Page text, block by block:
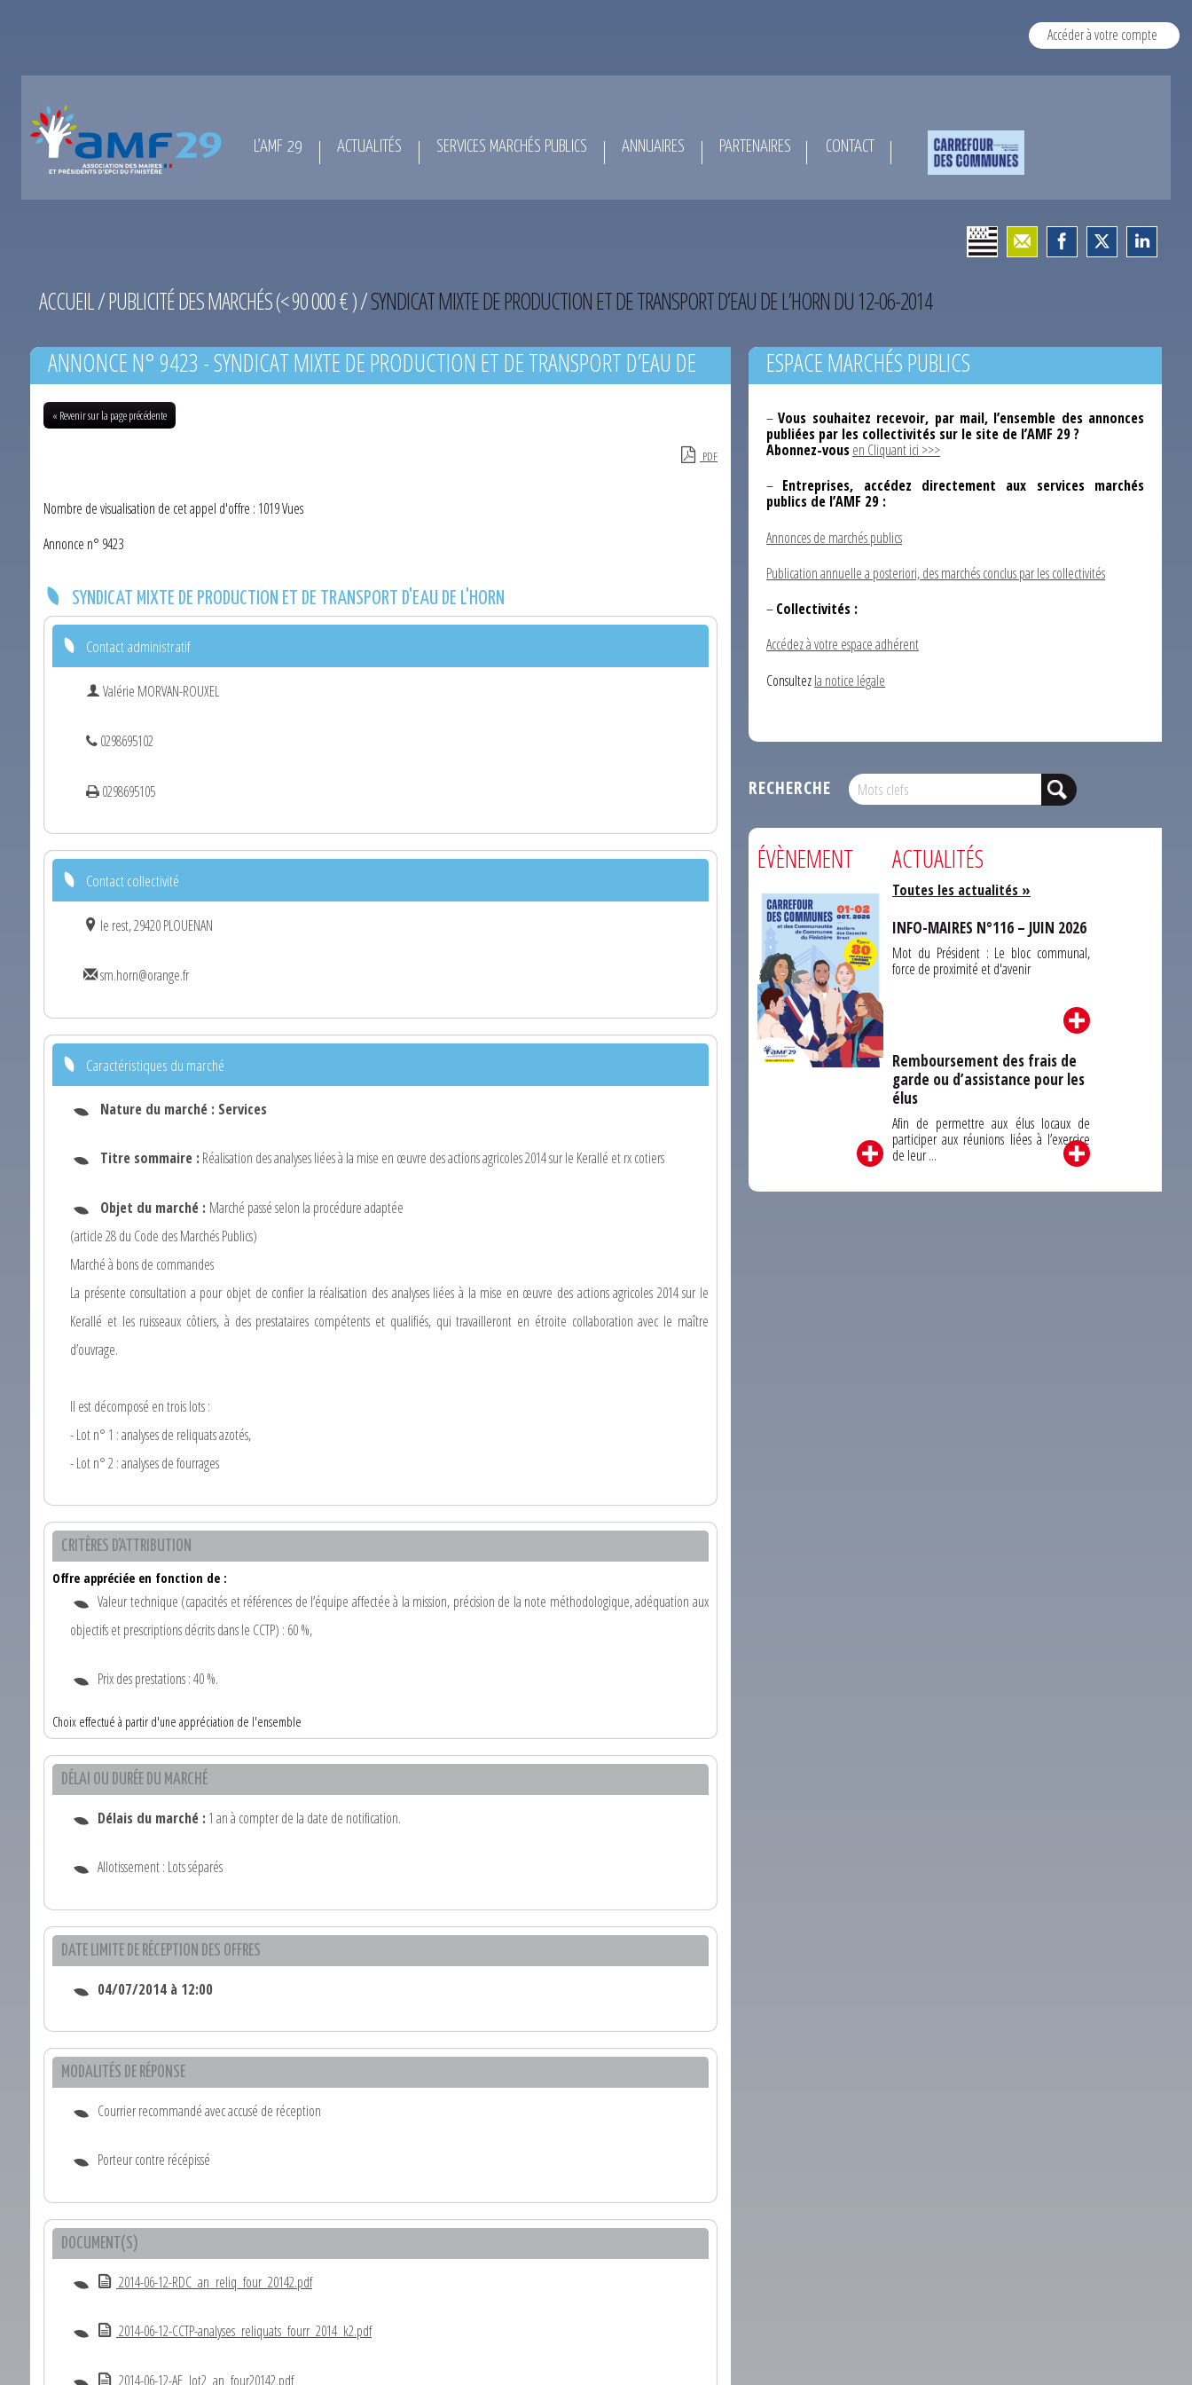
Accéder à votre compte
L’AMF 29 ACTUALITÉS SERVICES MARCHÉS PUBLICS ANNUAIRES PARTENAIRES CONTACT
ACCUEIL/PUBLICITÉ DES MARCHÉS (< 90 000 € )/SYNDICAT MIXTE DE PRODUCTION ET DE TRANSPORT D’EAU DE L’HORN DU 12-06-2014
ANNONCE N° 9423 - SYNDICAT MIXTE DE PRODUCTION ET DE TRANSPORT D’EAU DE
L’HORN DU 12-06-2014
« Revenir sur la page précédente
PDF
Nombre de visualisation de cet appel d'offre : 1019 Vues
Annonce n° 9423
SYNDICAT MIXTE DE PRODUCTION ET DE TRANSPORT D'EAU DE L'HORN
Contact administratif
Valérie MORVAN-ROUXEL
0298695102
0298695105
Contact collectivité
le rest, 29420 PLOUENAN
sm.horn@orange.fr
Caractéristiques du marché
Nature du marché : Services
Titre sommaire : Réalisation des analyses liées à la mise en œuvre des actions agricoles 2014 sur le Kerallé et rx cotiers
Objet du marché : Marché passé selon la procédure adaptée
(article 28 du Code des Marchés Publics)
Marché à bons de commandes
La présente consultation a pour objet de confier la réalisation des analyses liées à la mise en œuvre des actions agricoles 2014 sur le
Kerallé et les ruisseaux côtiers, à des prestataires compétents et qualifiés, qui travailleront en étroite collaboration avec le maître
d’ouvrage.
Il est décomposé en trois lots :
- Lot n° 1 : analyses de reliquats azotés,
- Lot n° 2 : analyses de fourrages
CRITÈRES D'ATTRIBUTION
Offre appréciée en fonction de :
Valeur technique (capacités et références de l’équipe affectée à la mission, précision de la note méthodologique, adéquation aux
objectifs et prescriptions décrits dans le CCTP) : 60 %,
Prix des prestations : 40 %.
Choix effectué à partir d'une appréciation de l'ensemble
DÉLAI OU DURÉE DU MARCHÉ
Délais du marché : 1 an à compter de la date de notification.
Allotissement : Lots séparés
DATE LIMITE DE RÉCEPTION DES OFFRES
04/07/2014 à 12:00
MODALITÉS DE RÉPONSE
Courrier recommandé avec accusé de réception
Porteur contre récépissé
DOCUMENT(S)
2014-06-12-RDC_an_reliq_four_20142.pdf
2014-06-12-CCTP-analyses_reliquats_fourr_2014_k2.pdf
2014-06-12-AE_lot2_an_four20142.pdf
ESPACE MARCHÉS PUBLICS
–Vous souhaitez recevoir, par mail, l’ensemble des annonces
publiées par les collectivités sur le site de l’AMF 29 ?
Abonnez-vousen Cliquant ici >>>
– Entreprises, accédez directement aux services marchés
publics de l’AMF 29 :
Annonces de marchés publics
Publication annuelle a posteriori, des marchés conclus par les collectivités
–Collectivités :
Accédez à votre espace adhérent
Consultezla notice légale
RECHERCHE
ÉVÈNEMENT ACTUALITÉS
Toutes les actualités »
INFO-MAIRES N°116 – JUIN 2026
Mot du Président : Le bloc communal,
force de proximité et d'avenir
Remboursement des frais de
garde ou d’assistance pour les
élus
Afin de permettre aux élus locaux de
participer aux réunions liées à l’exercice
de leur ...